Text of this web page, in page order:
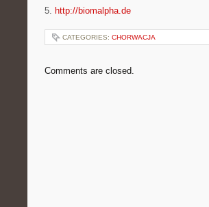
5. http://biomalpha.de
CATEGORIES: CHORWACJA
Comments are closed.